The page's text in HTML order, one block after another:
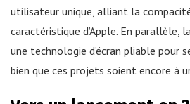
utilisateur unique, alliant la compacité
caractéristique d’Apple. En parallèle,
une technologie d’écran pliable pour
bien que ces projets soient encore à